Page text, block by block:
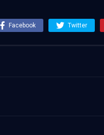
Facebook Twitter